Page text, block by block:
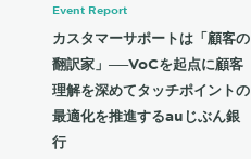
Event Report
カスタマーサポートは「顧客の
翻訳家」──VoCを起点に顧客
理解を深めてタッチポイントの
最適化を推進するauじぶん銀
行